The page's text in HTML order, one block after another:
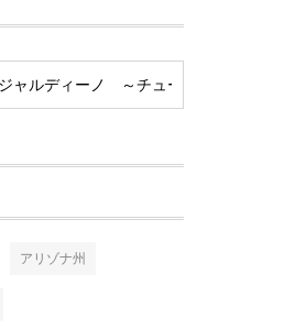
アリゾナ州